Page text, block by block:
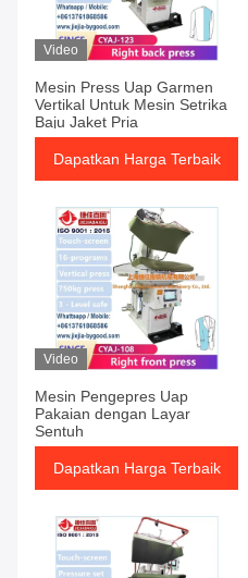
Video
Mesin Press Uap Garmen
Vertikal Untuk Mesin Setrika
Baju Jaket Pria
Dapatkan Harga Terbaik
Video
Mesin Pengepres Uap
Pakaian dengan Layar
Sentuh
Dapatkan Harga Terbaik